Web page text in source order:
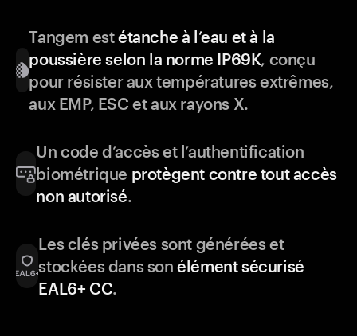
Tangem estétanche à l’eau et à la
poussière selon la norme IP69K, conçu
pour résister aux températures extrêmes,
aux EMP, ESC et aux rayons X.
Un code d’accès et l’authentification
biométrique protègent contre tout accès
non autorisé.
Les clés privées sont générées et
stockées dans sonélément sécurisé
EAL6+ CC.